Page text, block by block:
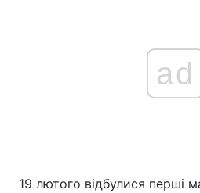
ad
19 лютого відбулися перші